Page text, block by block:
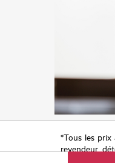
*Tous les prix
revendeur